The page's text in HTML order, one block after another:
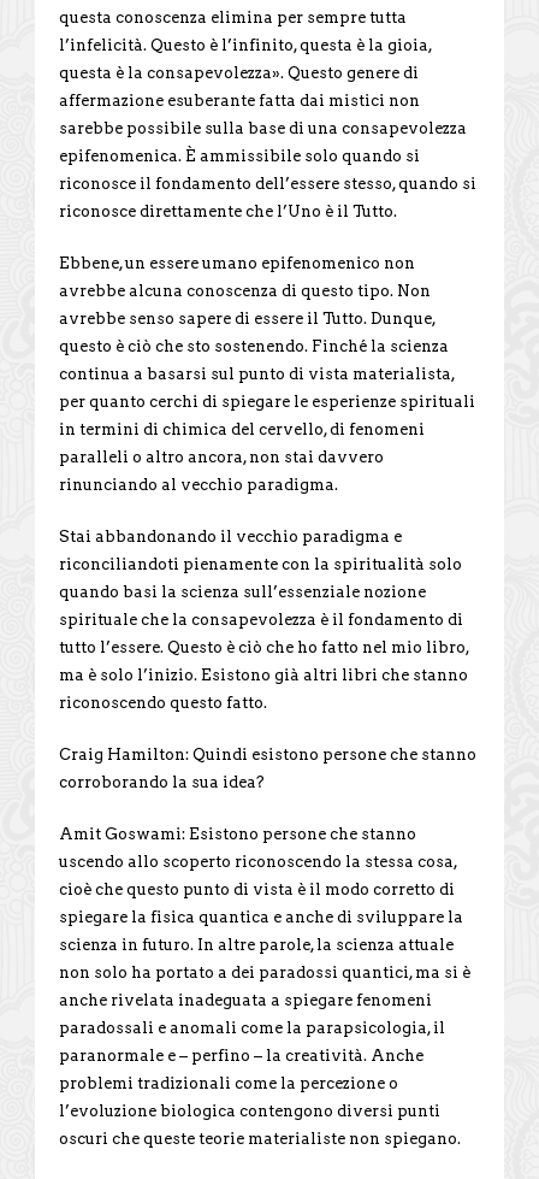
questa conoscenza elimina per sempre tutta
l’infelicità. Questo è l’infinito, questa è la gioia,
questa è la consapevolezza». Questo genere di
affermazione esuberante fatta dai mistici non
sarebbe possibile sulla base di una consapevolezza
epifenomenica. È ammissibile solo quando si
riconosce il fondamento dell’essere stesso, quando si
riconosce direttamente che l’Uno è il Tutto.
Ebbene, un essere umano epifenomenico non
avrebbe alcuna conoscenza di questo tipo. Non
avrebbe senso sapere di essere il Tutto. Dunque,
questo è ciò che sto sostenendo. Finché la scienza
continua a basarsi sul punto di vista materialista,
per quanto cerchi di spiegare le esperienze spirituali
in termini di chimica del cervello, di fenomeni
paralleli o altro ancora, non stai davvero
rinunciando al vecchio paradigma.
Stai abbandonando il vecchio paradigma e
riconciliandoti pienamente con la spiritualità solo
quando basi la scienza sull’essenziale nozione
spirituale che la consapevolezza è il fondamento di
tutto l’essere. Questo è ciò che ho fatto nel mio libro,
ma è solo l’inizio. Esistono già altri libri che stanno
riconoscendo questo fatto.
Craig Hamilton: Quindi esistono persone che stanno
corroborando la sua idea?
Amit Goswami: Esistono persone che stanno
uscendo allo scoperto riconoscendo la stessa cosa,
cioè che questo punto di vista è il modo corretto di
spiegare la fisica quantica e anche di sviluppare la
scienza in futuro. In altre parole, la scienza attuale
non solo ha portato a dei paradossi quantici, ma si è
anche rivelata inadeguata a spiegare fenomeni
paradossali e anomali come la parapsicologia, il
paranormale e – perfino – la creatività. Anche
problemi tradizionali come la percezione o
l’evoluzione biologica contengono diversi punti
oscuri che queste teorie materialiste non spiegano.